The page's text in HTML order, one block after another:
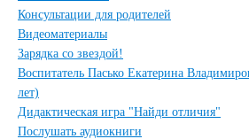
Консультации для родителей
Видеоматериалы
Зарядка со звездой!
Воспитатель Пасько Екатерина
лет)
Дидактическая игра "Найди отличия"
Послушать аудиокниги